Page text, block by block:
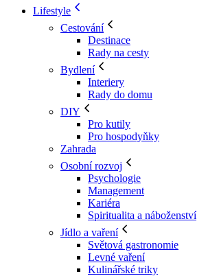
Lifestyle
Cestování
Destinace
Rady na cesty
Bydlení
Interiery
Rady do domu
DIY
Pro kutily
Pro hospodyňky
Zahrada
Osobní rozvoj
Psychologie
Management
Kariéra
Spiritualita a náboženství
Jídlo a vaření
Světová gastronomie
Levné vaření
Kulinářské triky